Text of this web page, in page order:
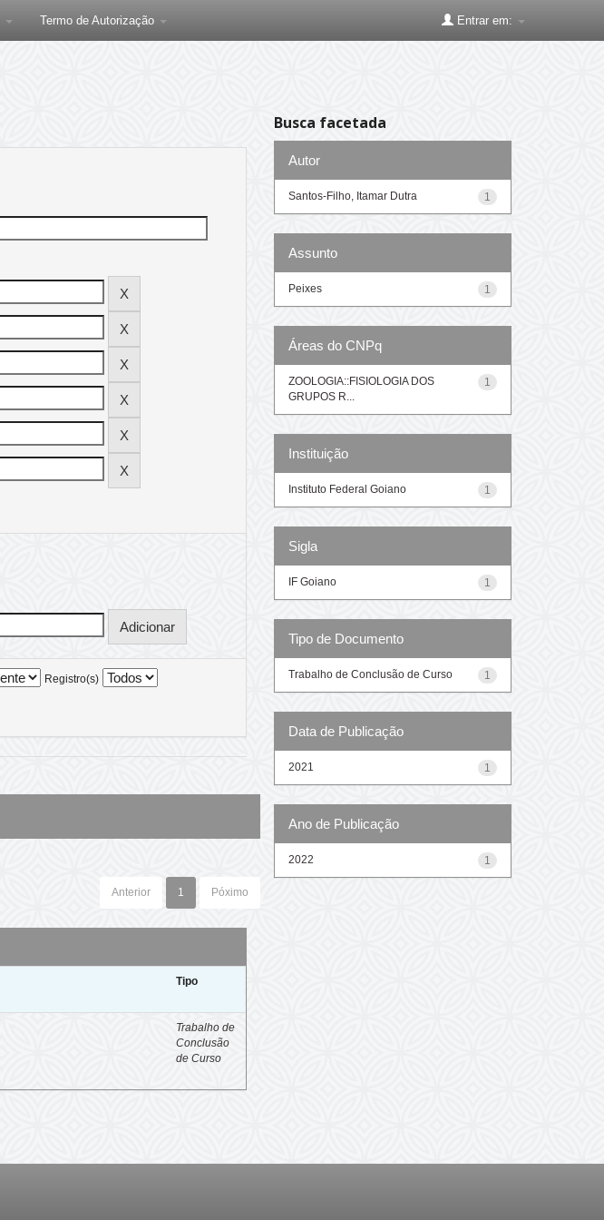
Termo de Autorização Entrar em:
Registro(s)
Anterior 1 Póximo
Tipo
Trabalho de
Conclusão
de Curso
Busca facetada
Autor
1
Santos-Filho, Itamar Dutra
Assunto
1
Peixes
Áreas do CNPq
1
ZOOLOGIA::FISIOLOGIA DOS
GRUPOS R...
Instituição
1
Instituto Federal Goiano
Sigla
1
IF Goiano
Tipo de Documento
1
Trabalho de Conclusão de Curso
Data de Publicação
1
2021
Ano de Publicação
1
2022